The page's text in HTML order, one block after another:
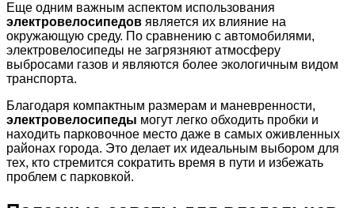
Еще одним важным аспектом использования
электровелосипедов является их влияние на
окружающую среду. По сравнению с автомобилями,
электровелосипеды не загрязняют атмосферу
выбросами газов и являются более экологичным видом
транспорта.
Благодаря компактным размерам и маневренности,
электровелосипеды могут легко обходить пробки и
находить парковочное место даже в самых оживленных
районах города. Это делает их идеальным выбором для
тех, кто стремится сократить время в пути и избежать
проблем с парковкой.